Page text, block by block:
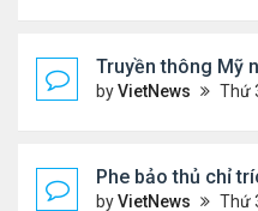
Truyền thông Mỹ
byVietNews Thứ 3 Tháng 7 08, 2025
Phe bảo thủ chỉ
byVietNews Thứ 3 Tháng 7 08, 2025